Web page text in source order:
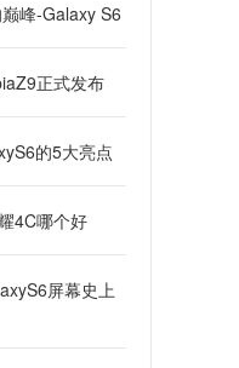
峰-Galaxy S6
正式发布
的5大亮点
4C哪个好
屏幕史上